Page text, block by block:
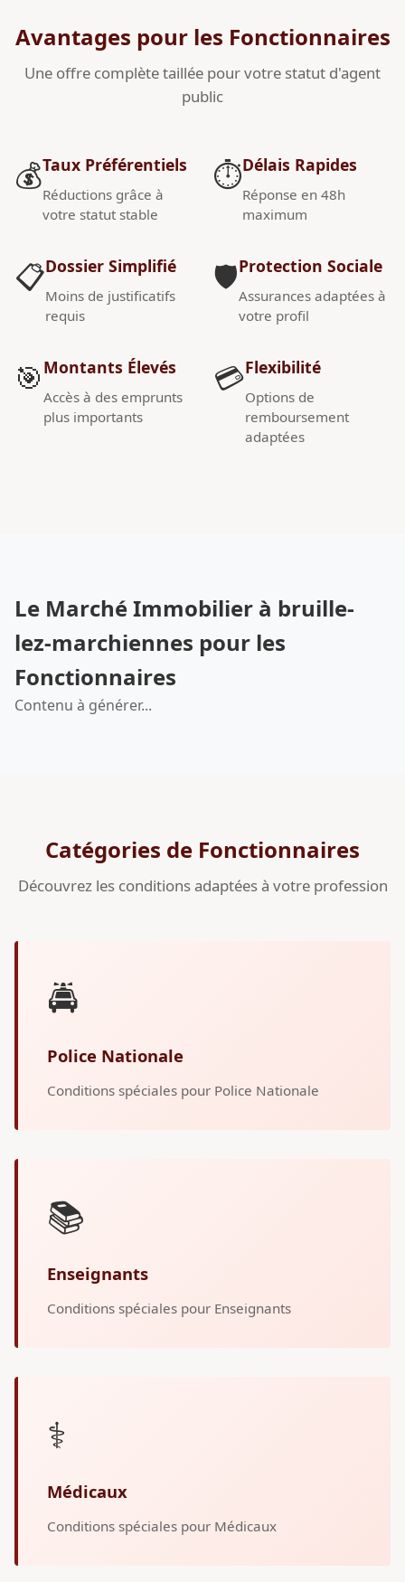
Avantages pour les Fonctionnaires
Une offre complète taillée pour votre statut d'agent
public
💰Taux Préférentiels
Réductions grâce à
votre statut stable
📋Dossier Simplifié
Moins de justificatifs
requis
🎯 Montants Élevés
Accès à des emprunts
plus importants
⏱️Délais Rapides
Réponse en 48h
maximum
🛡️Protection Sociale
Assurances adaptées à
votre profil
💳Flexibilité
Options de
remboursement
adaptées
Le Marché Immobilier à bruille-
lez-marchiennes pour les
Fonctionnaires
Contenu à générer...
Catégories de Fonctionnaires
Découvrez les conditions adaptées à votre profession
🚔
Police Nationale
Conditions spéciales pour Police Nationale
📚
Enseignants
Conditions spéciales pour Enseignants
⚕️
Médicaux
Conditions spéciales pour Médicaux